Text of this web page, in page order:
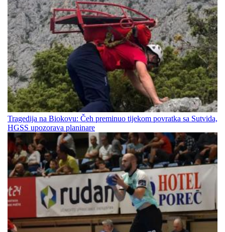
Tragedija na Biokovu: Čeh preminuo tijekom povratka sa Sutvida,
HGSS upozorava planinare